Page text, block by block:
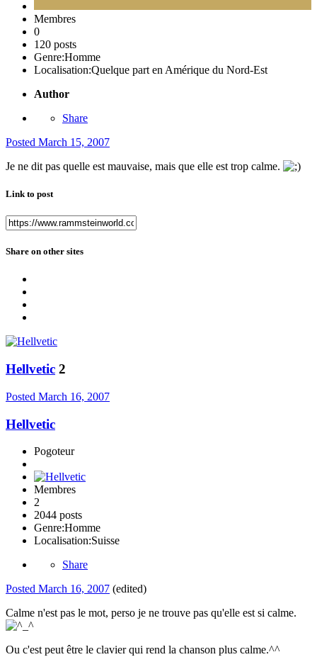
Membres
0
120 posts
Genre:Homme
Localisation:Quelque part en Amérique du Nord-Est
Author
Share
Posted March 15, 2007
Je ne dit pas quelle est mauvaise, mais que elle est trop calme.
Link to post
Share on other sites
Hellvetic 2
Posted March 16, 2007
Hellvetic
Pogoteur
Membres
2
2044 posts
Genre:Homme
Localisation:Suisse
Share
Posted March 16, 2007 (edited)
Calme n'est pas le mot, perso je ne trouve pas qu'elle est si calme.
Ou c'est peut être le clavier qui rend la chanson plus calme.^^